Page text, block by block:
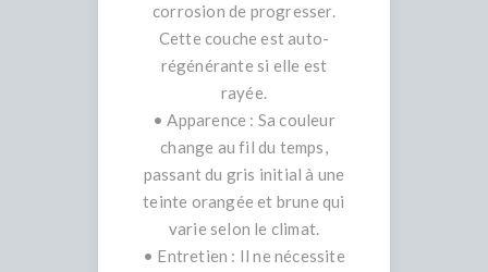
corrosion de progresser.
Cette couche est auto-
régénérante si elle est
rayée.
• Apparence : Sa couleur
change au fil du temps,
passant du gris initial à une
teinte orangée et brune qui
varie selon le climat.
• Entretien : Il ne nécessite